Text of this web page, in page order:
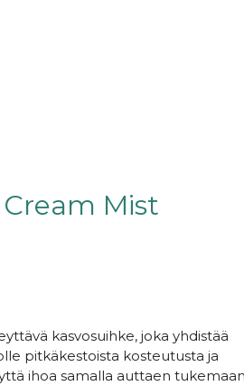
Mist
kasvosuihke, joka yhdistää
pitkäkestoista kosteutusta ja
ihoa samalla auttaen